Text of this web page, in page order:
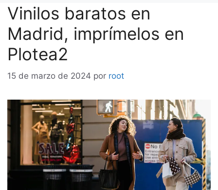
Vinilos baratos en
Madrid, imprímelos en
Plotea2
15 de marzo de 2024 por root